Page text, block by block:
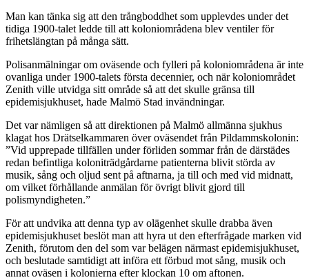
Man kan tänka sig att den trångboddhet som upplevdes under det
tidiga 1900-talet ledde till att koloniområdena blev ventiler för
frihetslängtan på många sätt.
Polisanmälningar om oväsende och fylleri på koloniområdena är inte
ovanliga under 1900-talets första decennier, och när koloniområdet
Zenith ville utvidga sitt område så att det skulle gränsa till
epidemisjukhuset, hade Malmö Stad invändningar.
Det var nämligen så att direktionen på Malmö allmänna sjukhus
klagat hos Drätselkammaren över oväsendet från Pildammskolonin:
”Vid upprepade tillfällen under förliden sommar från de därstädes
redan befintliga koloniträdgårdarne patienterna blivit störda av
musik, sång och oljud sent på aftnarna, ja till och med vid midnatt,
om vilket förhållande anmälan för övrigt blivit gjord till
polismyndigheten.”
För att undvika att denna typ av olägenhet skulle drabba även
epidemisjukhuset beslöt man att hyra ut den efterfrågade marken vid
Zenith, förutom den del som var belägen närmast epidemisjukhuset,
och beslutade samtidigt att införa ett förbud mot sång, musik och
annat oväsen i kolonierna efter klockan 10 om aftonen.